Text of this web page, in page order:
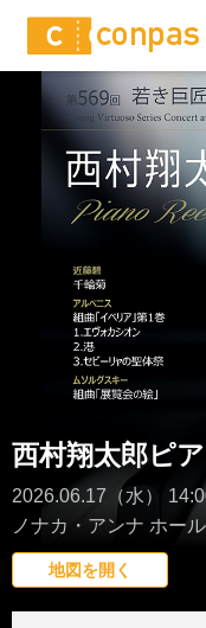
西村翔太郎ピ
2026.06.17（水）
ノナカ・アンナ ホー
地図を開く